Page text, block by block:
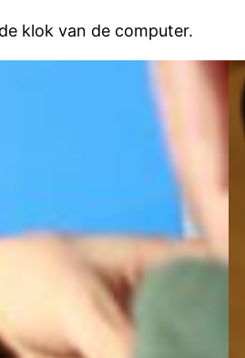
klok van de computer.